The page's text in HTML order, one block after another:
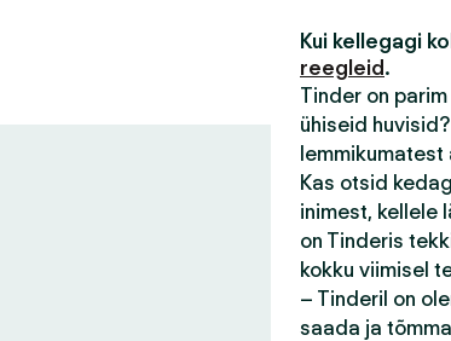
Kui kellegagi
reegleid .
Tinder on
ühiseid
Kas otsid
inimest, kellele
on Tinderis
kokku viimisel
– Tinderil on
saada ja